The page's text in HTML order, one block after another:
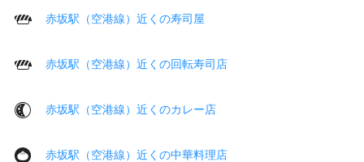
赤坂駅（空港線）近くの寿司屋
赤坂駅（空港線）近くの回転寿司店
赤坂駅（空港線）近くのカレー店
赤坂駅（空港線）近くの中華料理店